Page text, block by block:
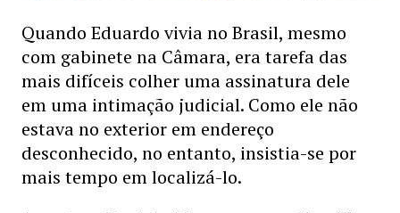
Quando Eduardo vivia no Brasil, mesmo
com gabinete na Câmara, era tarefa das
mais difíceis colher uma assinatura dele
em uma intimação judicial. Como ele não
estava no exterior em endereço
desconhecido, no entanto, insistia-se por
mais tempo em localizá-lo.